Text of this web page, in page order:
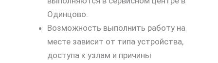
Одинцово.
Возможность выполнить работу на
месте зависит от типа устройства,
доступа к узлам и причины